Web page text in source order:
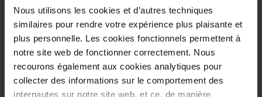
Nous utilisons les cookies et d’autres techniques
similaires pour rendre votre expérience plus plaisante et
plus personnelle. Les cookies fonctionnels permettent à
notre site web de fonctionner correctement. Nous
recourons également aux cookies analytiques pour
collecter des informations sur le comportement des
internautes sur notre site web, et ce, de manière
Décrouvrir
Vélos
e-Bikes
Essai gratuit